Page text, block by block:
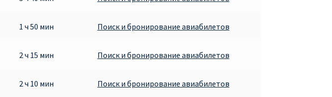
1 ч 50 мин Поиск и бронирование авиабилетов
2 ч 15 мин Поиск и бронирование авиабилетов
2 ч 10 мин Поиск и бронирование авиабилетов